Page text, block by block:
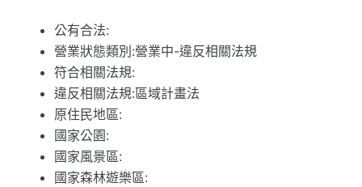
公有合法:
營業狀態類別:營業中-違反相關法規
符合相關法規:
違反相關法規:區域計畫法
原住民地區:
國家公園:
國家風景區:
國家森林遊樂區: